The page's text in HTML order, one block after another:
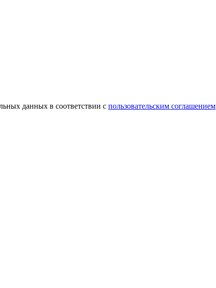
данных в соответствии с пользовательским соглашением